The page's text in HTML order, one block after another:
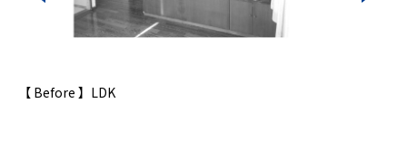
【 Before 】LDK